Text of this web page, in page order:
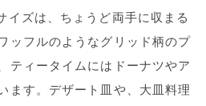
イズは、ちょうど両手に収まる
ッフルのようなグリッド柄のプ
ティータイムにはドーナツやア
ます。デザート皿や、大皿料理